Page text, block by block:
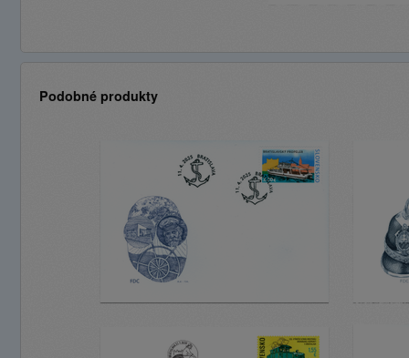
Podobné produkty